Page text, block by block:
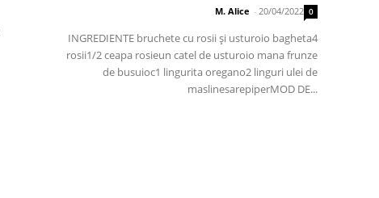
M. Alice - 20/04/2022 0
INGREDIENTE bruchete cu rosii și usturoio bagheta4
rosii1/2 ceapa rosieun catel de usturoio mana frunze
de busuioc1 lingurita oregano2 linguri ulei de
maslinesarepiperMOD DE...